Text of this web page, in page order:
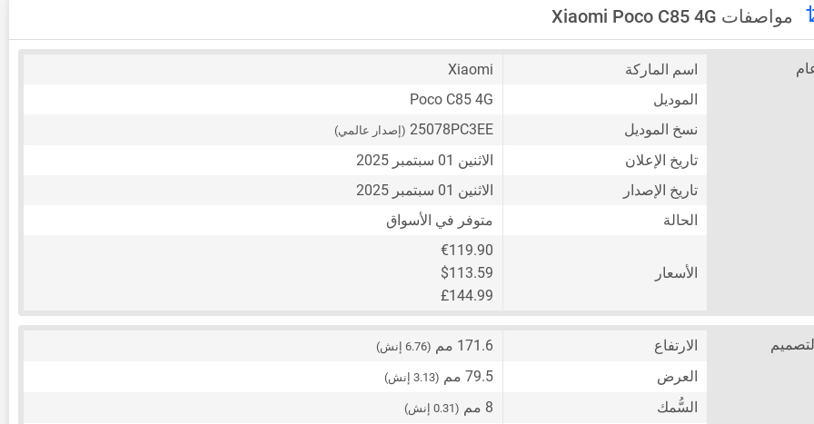
مواصفات Xiaomi Poco C85 4G
اسم الماركة
Xiaomi
الموديل
Poco C85 4G
نسخ الموديل
25078PC3EE (إصدار عالمي)
تاريخ الإعلان
الاثنين 01 سبتمبر 2025
تاريخ الإصدار
الاثنين 01 سبتمبر 2025
الحالة
متوفر في الأسواق
الأسعار
€119.90
$113.59
£144.99
الارتفاع 171.6 مم (6.76 إنش)
العرض 79.5 مم (3.13 إنش)
السُّمك 8 مم (0.31 إنش)